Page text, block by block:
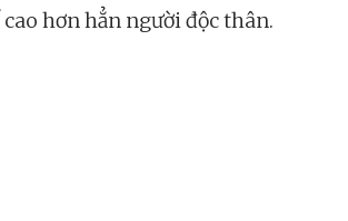
hơn hẳn người độc thân.